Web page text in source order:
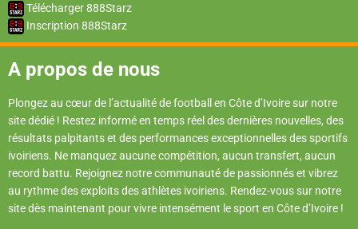
Télécharger 888Starz
Inscription 888Starz
A propos de nous
Plongez au cœur de l’actualité de football en Côte d’Ivoire sur notre
site dédié ! Restez informé en temps réel des dernières nouvelles, des
résultats palpitants et des performances exceptionnelles des sportifs
ivoiriens. Ne manquez aucune compétition, aucun transfert, aucun
record battu. Rejoignez notre communauté de passionnés et vibrez
au rythme des exploits des athlètes ivoiriens. Rendez-vous sur notre
site dès maintenant pour vivre intensément le sport en Côte d’Ivoire !